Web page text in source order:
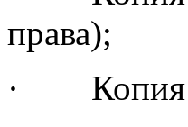
права);
· Копия